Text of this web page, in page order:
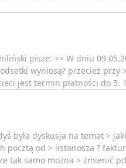
pisze: >> W dniu
wyniosą? przecież przy
jest termin płatności do 5.
była dyskusja na temat >
od > listonosza ?
tak samo można > zmienić